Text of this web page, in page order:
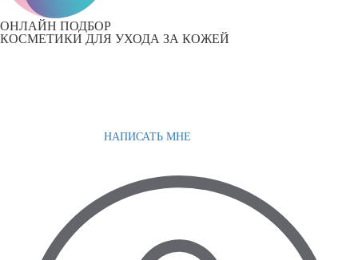
ОНЛАЙН ПОДБОР
КОСМЕТИКИ ДЛЯ УХОДА ЗА КОЖЕЙ
НАПИСАТЬ МНЕ